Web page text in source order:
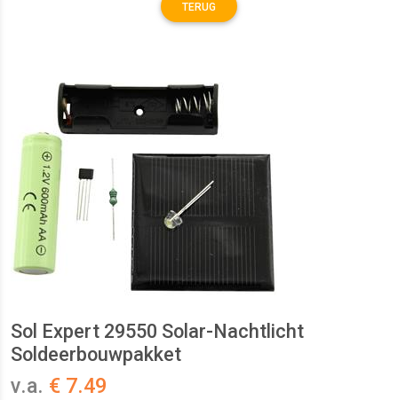
TERUG
Sol Expert 29550 Solar-Nachtlicht
Soldeerbouwpakket
v.a. € 7.49